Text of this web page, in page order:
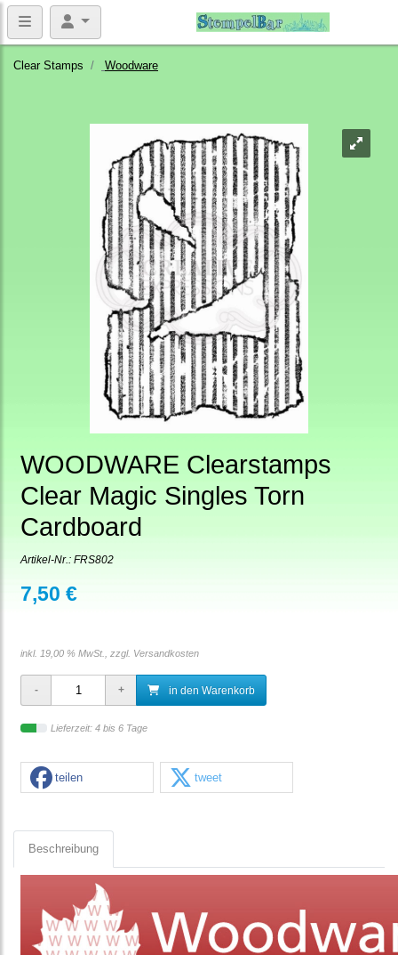
Clear Stamps Woodware
WOODWARE Clearstamps
Clear Magic Singles Torn
Cardboard
Artikel-Nr.: FRS802
7,50 €
inkl. 19,00 % MwSt., zzgl. Versandkosten
in den Warenkorb
Lieferzeit: 4 bis 6 Tage
teilen tweet
Beschreibung